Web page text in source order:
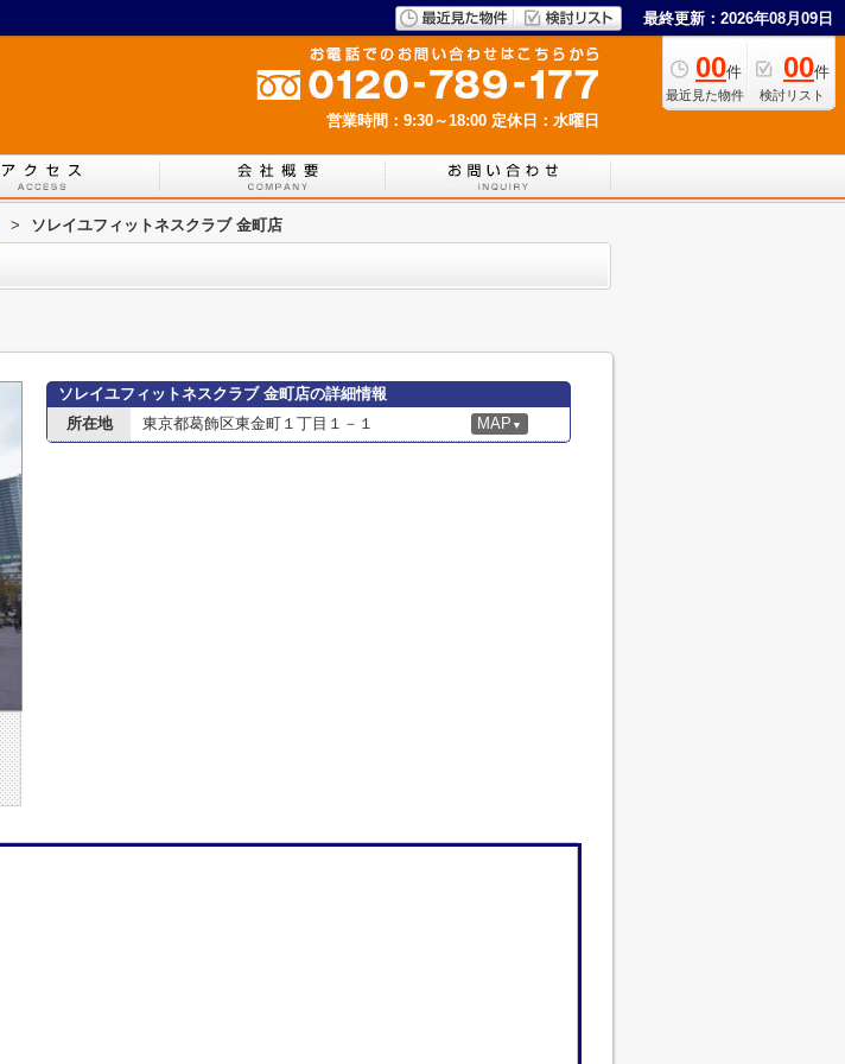
最終更新：2026年08月09日
00件
最近見た物件
00件
検討リスト
営業時間：9:30～18:00 定休日：水曜日
> ソレイユフィットネスクラブ 金町店
ソレイユフィットネスクラブ 金町店の詳細情報
所在地
東京都葛飾区東金町１丁目１－１ MAP ▼